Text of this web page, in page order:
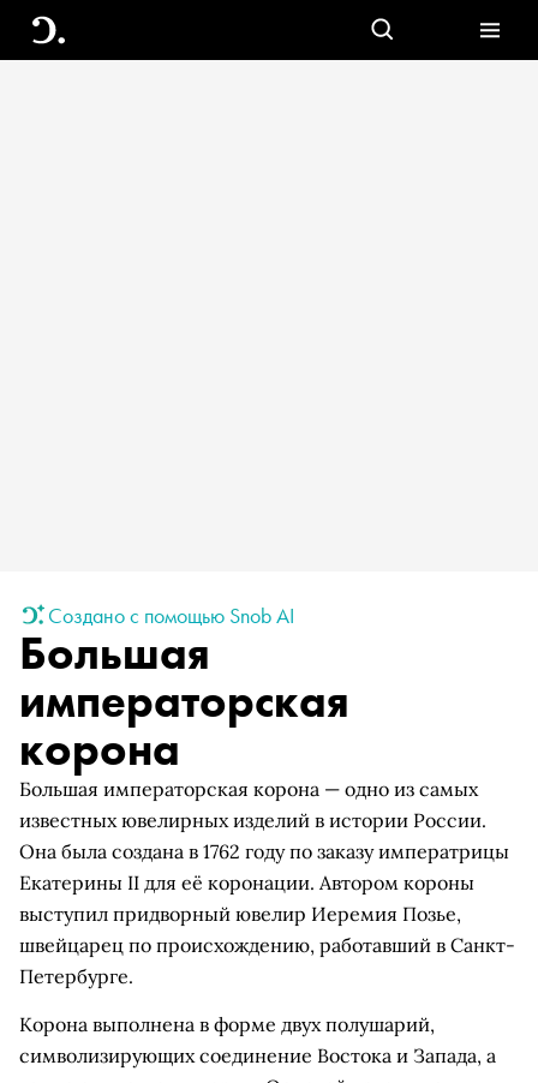
Создано с помощью Snob AI
Большая
императорская
корона
Большая императорская корона — одно из самых
известных ювелирных изделий в истории России.
Она была создана в 1762 году по заказу императрицы
Екатерины II для её коронации. Автором короны
выступил придворный ювелир Иеремия Позье,
швейцарец по происхождению, работавший в Санкт-
Петербурге.
Корона выполнена в форме двух полушарий,
символизирующих соединение Востока и Запада, а